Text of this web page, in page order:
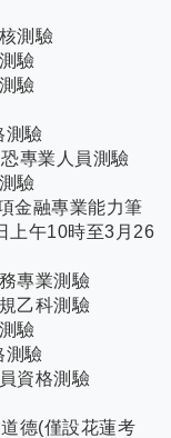
測驗
驗
驗
驗
專業人員測驗
驗
金融專業能力筆
上午10時至3月26
專業測驗
乙科測驗
驗
驗
資格測驗
德(僅設花蓮考